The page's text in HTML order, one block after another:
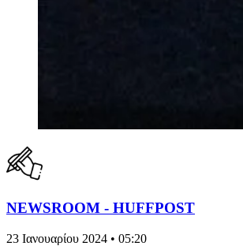
NEWSROOM - HUFFPOST
23 Ιανουαρίου 2024 • 05:20